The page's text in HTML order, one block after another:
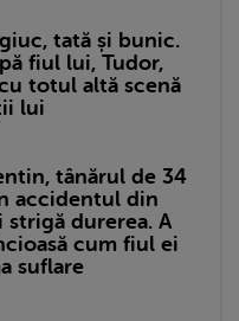
tată și bunic.
fiul lui, Tudor,
totul altă scenă
lui
tânărul de 34
accidentul din
strigă durerea. A
cum fiul ei
suflare